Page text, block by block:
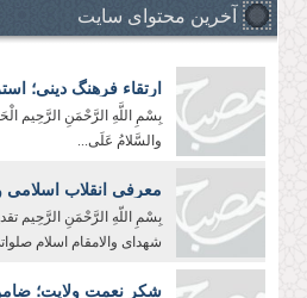
آخرین محتوای سایت
بِسْمِ اللَّهِ الرَّحْمَنِ الرَّحِیم
والسَّلامُ عَلَی...
بِسْمِ اللّهِ الرَّحْمَنِ الرَّحِيم
شهدای والامقام اسلام